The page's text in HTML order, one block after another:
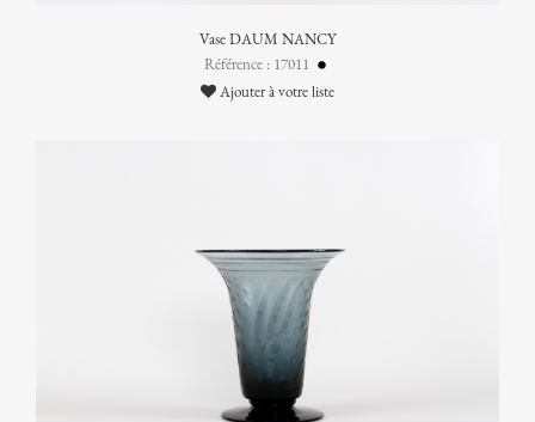
Vase DAUM NANCY
Référence : 17011
Ajouter à votre liste